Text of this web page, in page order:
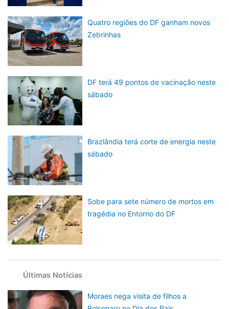
Quatro regiões do DF ganham novos
Zebrinhas
DF terá 49 pontos de vacinação neste
sábado
Brazlândia terá corte de energia neste
sábado
Sobe para sete número de mortos em
tragédia no Entorno do DF
Últimas Notícias
Moraes nega visita de filhos a